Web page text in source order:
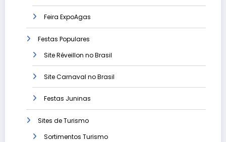
Feira ExpoAgas
Festas Populares
Site Réveillon no Brasil
Site Carnaval no Brasil
Festas Juninas
Sites de Turismo
Sortimentos Turismo